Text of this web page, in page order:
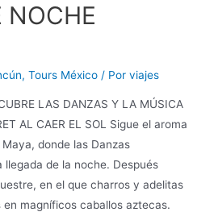
NOCHE
,Tours México / Porviajes
LAS DANZAS Y LA MÚSICA
AL CAER EL SOL Sigue el aroma
donde las Danzas
llegada de la noche. Después
en el que charros y adelitas
en magníficos caballos aztecas.